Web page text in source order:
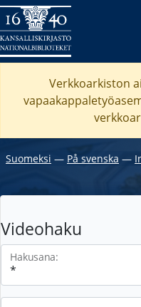
Verkkoarkiston
Suomeksi ― På svenska ―
Videohaku
Hakusana: